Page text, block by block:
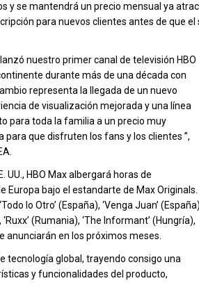
y se mantendrá un precio mensual ya
para nuevos clientes antes de que
nuestro primer canal de televisión HBO
durante más de una década con
representa la llegada de un nuevo
de visualización mejorada y una línea
para toda la familia a un precio muy
que disfruten los fans y los clientes ”,
HBO Max albergará horas de
bajo el estandarte de Max Originals.
lo Otro’ (España), ‘Venga Juan’
(Rumania), ‘The Informant’ (Hungría),
anunciarán en los próximos meses.
tecnología global, trayendo consigo una
y funcionalidades del producto,